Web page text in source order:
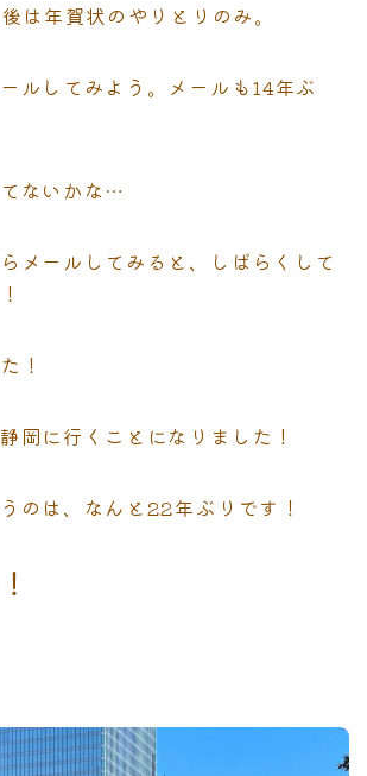
は年賀状のやりとりのみ。
ルしてみよう。メールも14年ぶ
ないかな…
メールしてみると、しばらくして
！
岡に行くことになりました！
のは、なんと22年ぶりです！